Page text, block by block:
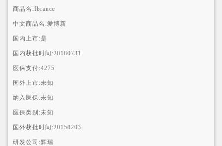
商品名:Ibrance
中文商品名:爱博新
国内上市:是
国内获批时间:20180731
医保支付:4275
国外上市:未知
纳入医保:未知
医保类别:未知
国外获批时间:20150203
研发公司:辉瑞